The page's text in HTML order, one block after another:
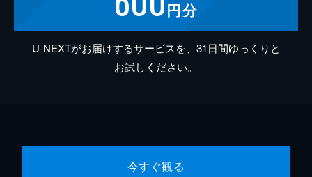
円分
U-NEXTがお届けするサービスを、31日間ゆっくりと
お試しください。
今すぐ観る